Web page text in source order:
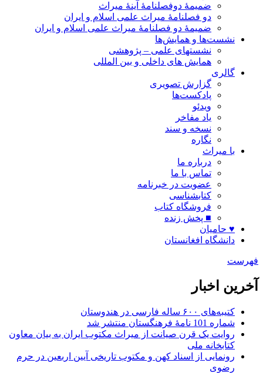
ضمیمۀ دوفصلنامۀ آینۀ میراث
دو فصلنامۀ میراث علمی اسلام و ایران
ضمیمۀ دو فصلنامۀ میراث علمی اسلام و ایران
نشست‌ها و همایش‌ها
نشستهای علمی – پژوهشی
همایش های داخلی و بین المللی
گالری
گزارش تصویری
پادکست‌ها
ویدئو
یاد مفاخر
نسخه و سند
نگاره
با میراث
درباره ما
تماس با ما
عضویت در خبرنامه
کتابشناسی
فروشگاه کتاب
■ پخش زنده
♥ حامیان
دانشگاه افغانستان
فهرست
آخرین اخبار
کتیبه‌های ۶۰۰ ساله فارسی در هندوستان
شماره 101 نامۀ فرهنگستان منتشر شد
روایت یک قرن صیانت از میراث مکتوب ایران به بیان معاون
کتابخانه ملی
رونمایی از اسناد کهن و مکتوب تاریخی آیین اربعین در حرم
رضوی